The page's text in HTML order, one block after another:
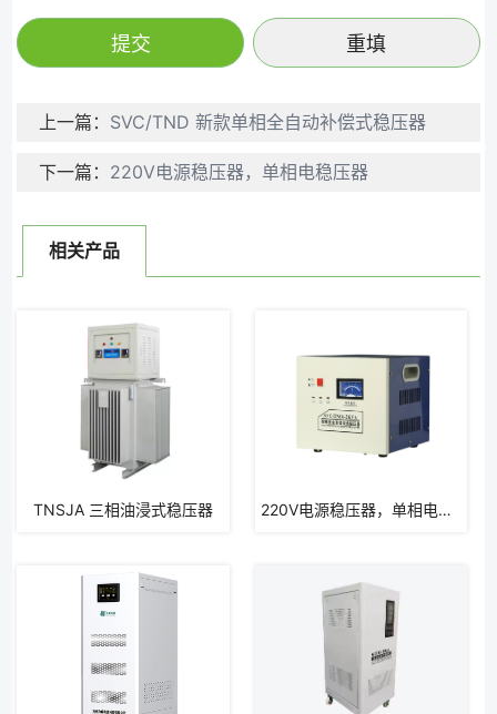
上一篇： SVC/TND 新款单相全自动补偿式稳压器
下一篇： 220V电源稳压器，单相电稳压器
相关产品
TNSJA 三相油浸式稳压器 220V电源稳压器，单相电稳压器